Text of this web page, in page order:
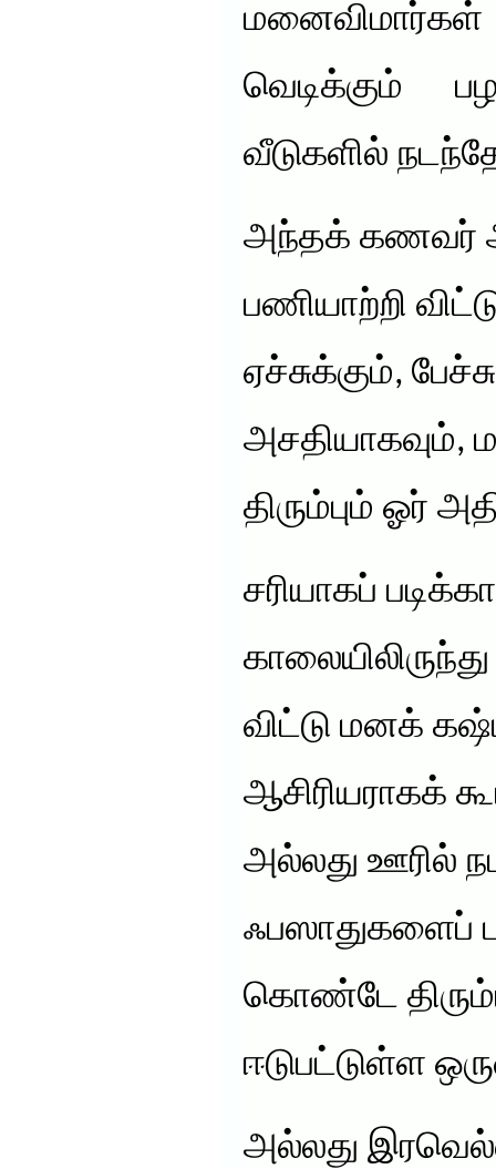
வெடிக்கும்
வீடுகளில்
அந்தக் கணவர்
பணியாற்றி
ஏச்சுக்கும்,
அசதியாகவும்,
திரும்பும் ஓர்
சரியாகப்
விட்டு மனக்
ஆசிரியராகக்
அல்லது ஊரில்
ஃபஸாதுகளைப்
கொண்டே
ஈடுபட்டுள்ள
அல்லது